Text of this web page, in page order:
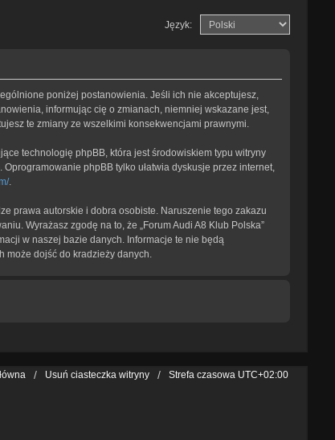
Język:
poniżej postanowienia. Jeśli ich nie akceptujesz,
informując cię o zmianach, niemniej wskazane jest,
te zmiany ze wszelkimi konsekwencjami prawnymi.
technologię phpBB, która jest środowiskiem typu witryny
. Oprogramowanie phpBB tylko ułatwia dyskusje przez internet,
.
prawa autorskie i dobra osobiste. Naruszenie tego zakazu
Wyrażasz zgodę na to, że „Forum Audi A8 Klub Polska”
w naszej bazie danych. Informacje te nie będą
może dojść do kradzieży danych.
Usuń ciasteczka witryny Strefa czasowa UTC+02:00